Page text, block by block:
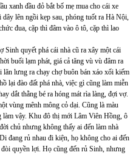
xanh đầu đỏ bắt bố mẹ mua cho cái xe
lên ngồi kẹp sau, phóng tuốt ra Hà Nội,
đua, cặp thì đâm vào ô tô, cặp thì lao
quyết phá cái nhà cũ ra xây một cái
buổi lạm phát, giá cả tăng vù vù đâm ra
lưng ra chạy chợ buôn bán xáo xổi kiếm
lại đào đất phá nhà, việc gì cũng làm miễn
dắt thằng bé ra hóng mát rìa làng, đợi vợ.
vùng mênh mông cỏ dại. Cũng là màu
làm vậy. Khu đô thị mới Lâm Viên Hồng, ô
chủ nhưng không thấy ai đến làm nhà
đang rủ nhau đi kiện, họ không cho ai đến
quyền lợi. Họ cũng đến rủ Sinh, nhưng